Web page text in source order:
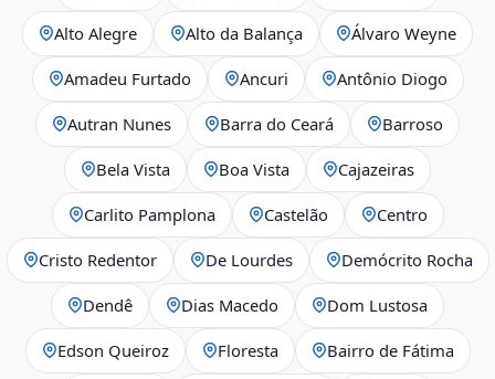
Alto Alegre Alto da Balança Álvaro Weyne
Amadeu Furtado Ancuri Antônio Diogo
Autran Nunes Barra do Ceará Barroso
Bela Vista Boa Vista Cajazeiras
Carlito Pamplona Castelão Centro
Cristo Redentor De Lourdes Demócrito Rocha
Dendê Dias Macedo Dom Lustosa
Edson Queiroz Floresta Bairro de Fátima